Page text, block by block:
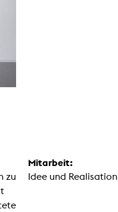
zu
Mitarbeit:
Idee und